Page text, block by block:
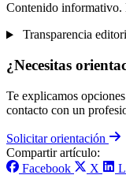
Contenido informativo.
Transparencia
¿Necesitas
Te explicamos
contacto con un
Solicitar orientación
Compartir artículo:
Facebook
X